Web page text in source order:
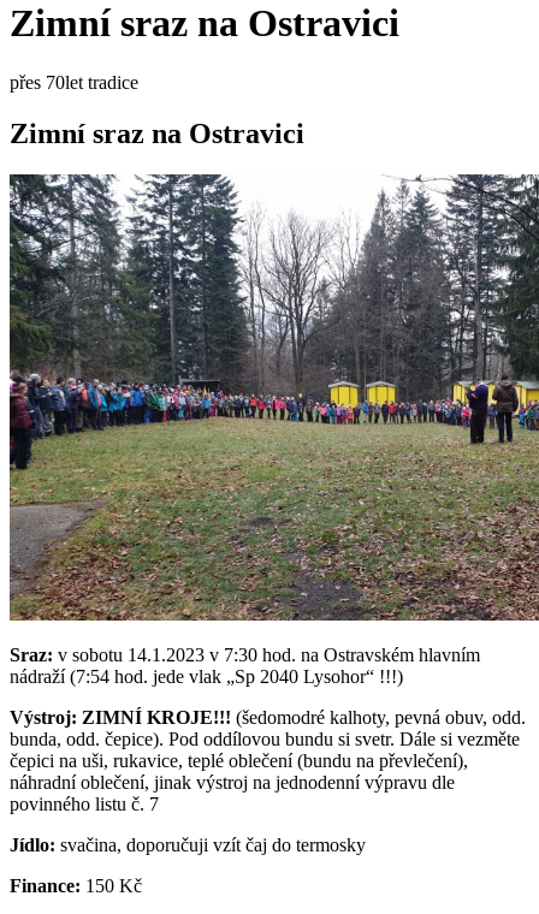
Zimní sraz na Ostravici
přes 70let tradice
Zimní sraz na Ostravici
Sraz: v sobotu 14.1.2023 v 7:30 hod. na Ostravském hlavním
nádraží (7:54 hod. jede vlak „Sp 2040 Lysohor“ !!!)
Výstroj: ZIMNÍ KROJE!!! (šedomodré kalhoty, pevná obuv, odd.
bunda, odd. čepice). Pod oddílovou bundu si svetr. Dále si vezměte
čepici na uši, rukavice, teplé oblečení (bundu na převlečení),
náhradní oblečení, jinak výstroj na jednodenní výpravu dle
povinného listu č. 7
Jídlo: svačina, doporučuji vzít čaj do termosky
Finance: 150 Kč